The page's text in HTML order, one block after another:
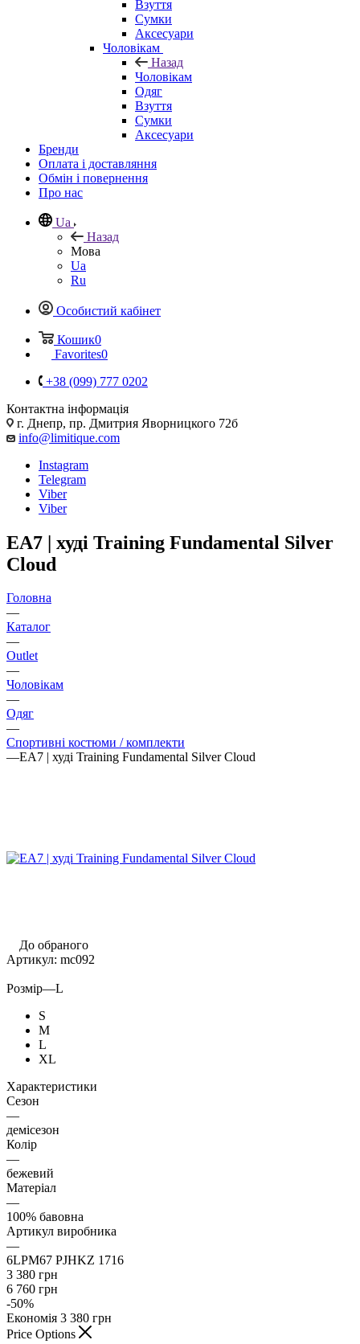
Взуття
Сумки
Аксесуари
Чоловікам
Назад
Чоловікам
Одяг
Взуття
Сумки
Аксесуари
Бренди
Оплата і доставляння
Обмін і повернення
Про нас
Ua
Назад
Мова
Ua
Ru
Особистий кабінет
Кошик0
Favorites0
+38 (099) 777 0202
Контактна інформація
г. Днепр, пр. Дмитрия Яворницкого 72б
info@limitique.com
Instagram
Telegram
Viber
Viber
EA7 | худі Training Fundamental Silver
Cloud
Головна
—
Каталог
—
Outlet
—
Чоловікам
—
Одяг
—
Спортивні костюми / комплекти
—EA7 | худі Training Fundamental Silver Cloud
До обраного
Артикул: mc092
Розмір—L
S
M
L
XL
Характеристики
Сезон
—
демісезон
Колір
—
бежевий
Матеріал
—
100% бавовна
Артикул виробника
—
6LPM67 PJHKZ 1716
3 380 грн
6 760 грн
-50%
Економія 3 380 грн
Price Options